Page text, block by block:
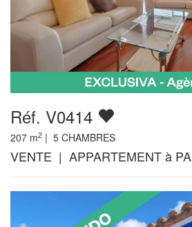
Réf. V0414
207 m2 | 5 CHAMBRES
VENTE | APPARTEMENT à